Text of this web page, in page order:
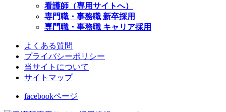
看護師（専用サイトへ）
専門職・事務職 新卒採用
専門職・事務職 キャリア採用
よくある質問
プライバシーポリシー
当サイトについて
サイトマップ
facebookページ